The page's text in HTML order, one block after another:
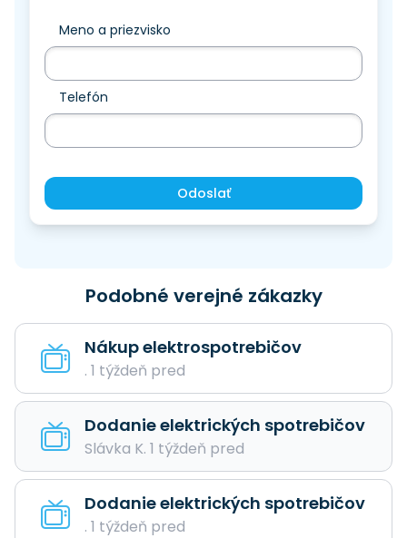
Meno a priezvisko
Telefón
Odoslať
Podobné verejné zákazky
Nákup elektrospotrebičov
. 1 týždeň pred
Dodanie elektrických spotrebičov
Slávka K. 1 týždeň pred
Dodanie elektrických spotrebičov
. 1 týždeň pred